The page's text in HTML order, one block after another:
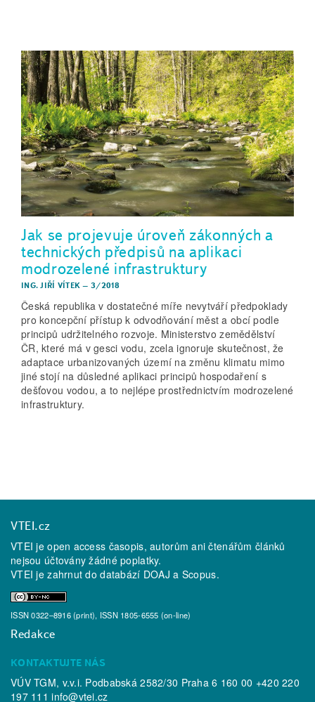
Jak se projevuje úroveň zákonných a
technických předpisů na aplikaci
modrozelené infrastruktury
ING. JIŘÍ VÍTEK –3/2018
Česká republika v dostatečné míře nevytváří předpoklady
pro koncepční přístup k odvodňování měst a obcí podle
principů udržitelného rozvoje. Ministerstvo zemědělství
ČR, které má v gesci vodu, zcela ignoruje skutečnost, že
adaptace urbanizovaných území na změnu klimatu mimo
jiné stojí na důsledné aplikaci principů hospodaření s
dešťovou vodou, a to nejlépe prostřednictvím modrozelené
infrastruktury.
VTEI.cz
VTEI je open access časopis, autorům ani čtenářům článků
nejsou účtovány žádné poplatky.
VTEI je zahrnut do databází DOAJ a Scopus.
ISSN 0322–8916 (print), ISSN 1805-6555 (on-line)
Redakce
KONTAKTUJTE NÁS
VÚV TGM, v.v.i. Podbabská 2582/30 Praha 6 160 00 +420 220
197 111info@vtei.cz